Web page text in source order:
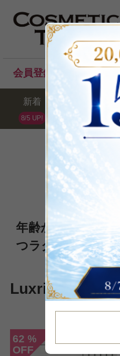
会員登録後のお買い物
新着
8/5 UP!
セール
年齢から、重力
つラグジュアリ
Luxriche人気
62 %
OFF